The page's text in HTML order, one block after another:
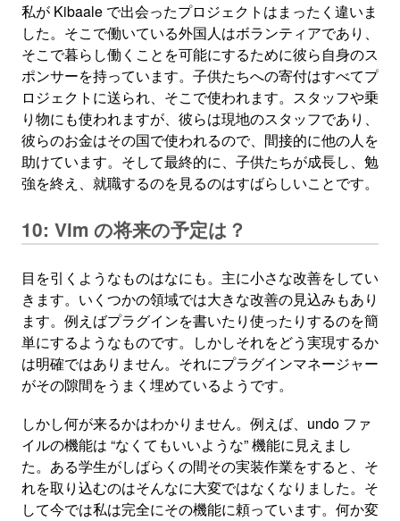
私が Kibaale で出会ったプロジェクトはまったく違いま
した。そこで働いている外国人はボランティアであり、
そこで暮らし働くことを可能にするために彼ら自身のス
ポンサーを持っています。子供たちへの寄付はすべてプ
ロジェクトに送られ、そこで使われます。スタッフや乗
り物にも使われますが、彼らは現地のスタッフであり、
彼らのお金はその国で使われるので、間接的に他の人を
助けています。そして最終的に、子供たちが成長し、勉
強を終え、就職するのを見るのはすばらしいことです。
10: Vim の将来の予定は？
目を引くようなものはなにも。主に小さな改善をしてい
きます。いくつかの領域では大きな改善の見込みもあり
ます。例えばプラグインを書いたり使ったりするのを簡
単にするようなものです。しかしそれをどう実現するか
は明確ではありません。それにプラグインマネージャー
がその隙間をうまく埋めているようです。
しかし何が来るかはわかりません。例えば、undo ファ
イルの機能は “なくてもいいような” 機能に見えまし
た。ある学生がしばらくの間その実装作業をすると、そ
れを取り込むのはそんなに大変ではなくなりました。そ
して今では私は完全にその機能に頼っています。何か変